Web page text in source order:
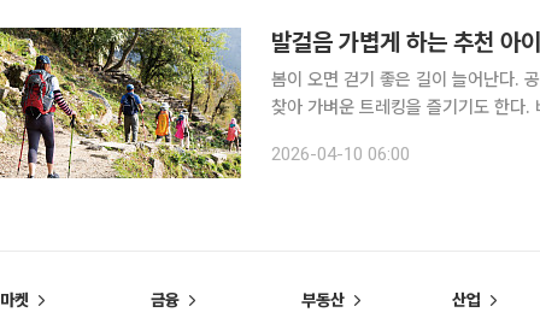
발걸음 가볍게 하는 추천 아
봄이 오면 걷기 좋은 길이 늘어난다.
찾아 가벼운 트레킹을 즐기기도 한다
런 야외 활동은 시니어에게 특히 잘
2026-04-10 06:00
마켓 금융 부동산 산업